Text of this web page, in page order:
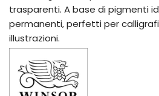
trasparenti. A base di pigmenti
permanenti, perfetti per
illustrazioni.